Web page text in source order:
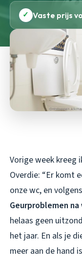
✓ Vaste prijs
Vorige week kreeg
Overdie: “Er komt
onze wc, en
Geurproblemen
helaas geen
het jaar. En als je
meer aan de hand